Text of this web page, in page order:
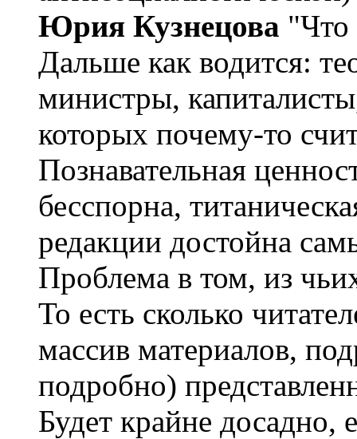
Юрия Кузнецова "Что
Дальше как водится:
министры,
которых почему-то
Познавательная
бесспорна,
редакции достойна
Проблема в том, из
То есть сколько
массив материалов,
подробно)
Будет крайне досадно,